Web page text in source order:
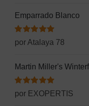
Emparrado Blanco
Valorado
con
por Atalaya 78
Martin Miller's
Valorado
con
por EXOPERTIS